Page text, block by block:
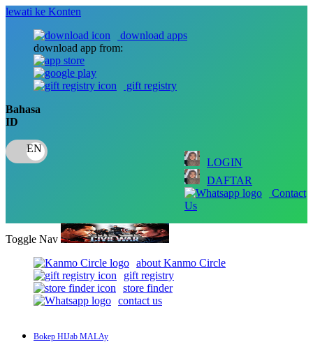
lewati ke Konten
download apps
download app from:
gift registry
Bahasa
ID
LOGIN
DAFTAR
Contact
Us
Toggle Nav
about Kanmo Circle
gift registry
store finder
contact us
Bokep HIJab MALAy